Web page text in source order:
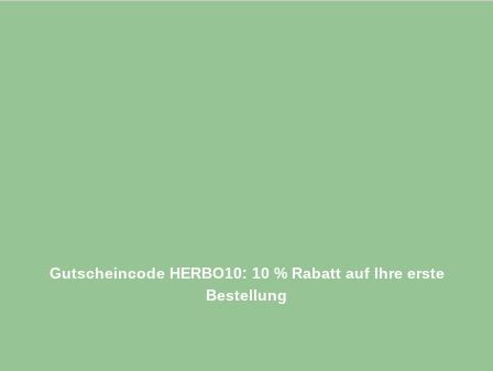
Gutscheincode HERBO10: 10 % Rabatt auf Ihre erste
Bestellung